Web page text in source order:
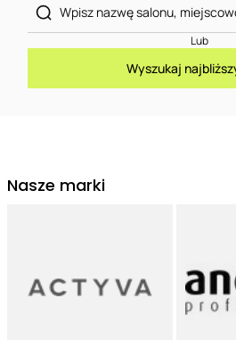
Lub
Wyszukaj
Nasze marki